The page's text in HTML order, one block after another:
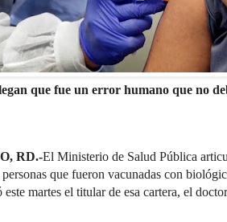
que fue un error humano que no
RD.-El Ministerio de Salud Pública
que fueron vacunadas con
martes el titular de esa cartera, el